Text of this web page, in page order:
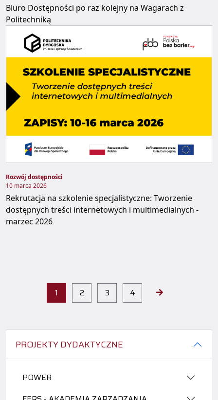
PROJEKTY DYDAKTYCZNE
POWER
Biuro Dostępności po raz kolejny na Wagarach z
Politechniką
Rozwój dostępności
10 marca 2026
Rekrutacja na szkolenie specjalistyczne: Tworzenie
dostępnych treści internetowych i multimedialnych -
marzec 2026
1 2 3 4